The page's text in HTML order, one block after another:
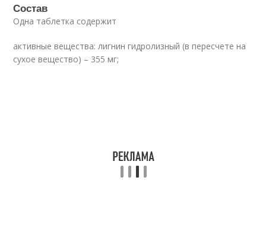
Состав
Одна таблетка содержит
активные вещества: лигнин гидролизный (в пересчете на
сухое вещество) – 355 мг;